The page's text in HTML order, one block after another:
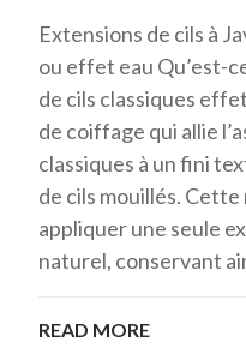
Extensions de cils à
ou effet eau Qu’est-
de cils classiques
de coiffage qui allie
classiques à un fini
de cils mouillés.
appliquer une seule
naturel, conservant
READ MORE